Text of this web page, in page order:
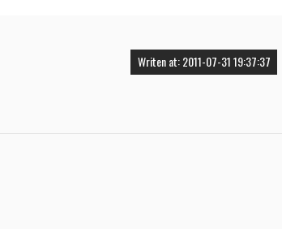
Writen at: 2011-07-31 19:37:37